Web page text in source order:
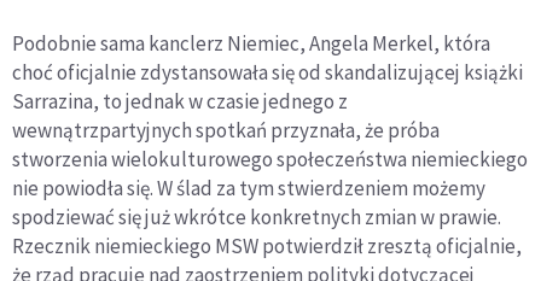
Podobnie sama kanclerz Niemiec, Angela Merkel, która
choć oficjalnie zdystansowała się od skandalizującej książki
Sarrazina, to jednak w czasie jednego z
wewnątrzpartyjnych spotkań przyznała, że próba
stworzenia wielokulturowego społeczeństwa niemieckiego
nie powiodła się. W ślad za tym stwierdzeniem możemy
spodziewać się już wkrótce konkretnych zmian w prawie.
Rzecznik niemieckiego MSW potwierdził zresztą oficjalnie,
że rząd pracuje nad zaostrzeniem polityki dotyczącej